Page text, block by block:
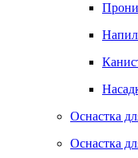
Оснастка
Оснастка